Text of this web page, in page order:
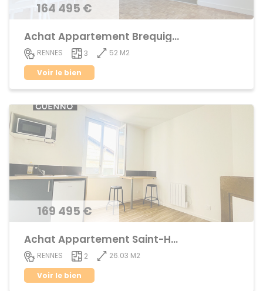
164 495 €
Achat Appartement Brequigny
RENNES 3
52 M2
Voir le bien
169 495 €
Achat Appartement Saint-Helier
RENNES 2
26.03 M2
Voir le bien